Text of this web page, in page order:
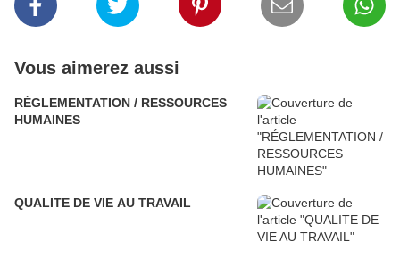
Vous aimerez aussi
RÉGLEMENTATION / RESSOURCES
HUMAINES
QUALITE DE VIE AU TRAVAIL